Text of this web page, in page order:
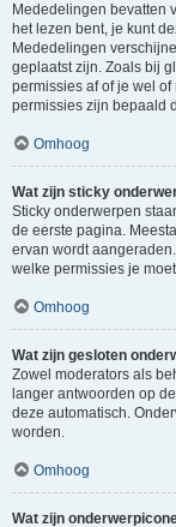
Mededelingen bevatten
het lezen bent, je kunt
Mededelingen
geplaatst zijn. Zoals bij
permissies af of je wel
permissies zijn bepaald
Omhoog
Wat zijn sticky
Sticky onderwerpen
de eerste pagina.
ervan wordt
welke permissies je
Omhoog
Wat zijn gesloten
Zowel moderators als
langer antwoorden op
deze automatisch.
worden.
Omhoog
Wat zijn